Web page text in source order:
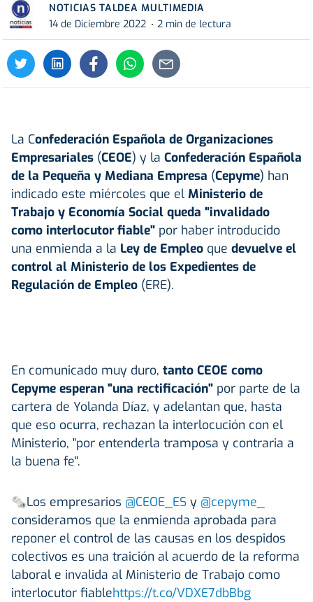
NOTICIAS TALDEA MULTIMEDIA
14 de Diciembre 2022
2 min de lectura
La Confederación Española de Organizaciones
Empresariales (CEOE) y la Confederación Española
de la Pequeña y Mediana Empresa (Cepyme) han
indicado este miércoles que el Ministerio de
Trabajo y Economía Social queda "invalidado
como interlocutor fiable" por haber introducido
una enmienda a la Ley de Empleo que devuelve el
control al Ministerio de los Expedientes de
Regulación de Empleo (ERE).
En comunicado muy duro, tanto CEOE como
Cepyme esperan "una rectificación" por parte de la
cartera de Yolanda Díaz, y adelantan que, hasta
que eso ocurra, rechazan la interlocución con el
Ministerio, "por entenderla tramposa y contraria a
la buena fe".
🗞Los empresarios @CEOE_ES y @cepyme_
consideramos que la enmienda aprobada para
reponer el control de las causas en los despidos
colectivos es una traición al acuerdo de la reforma
laboral e invalida al Ministerio de Trabajo como
interlocutor fiablehttps://t.co/VDXE7dbBbg